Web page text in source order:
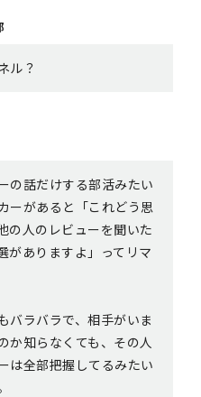
ル？
の話だけする部活みたい
ーがあると「これどう思
の人のレビューを聞いた
がありますよ」ってリマ
バラバラで、相手がいま
か知らなくても、その人
は全部把握してるみたい